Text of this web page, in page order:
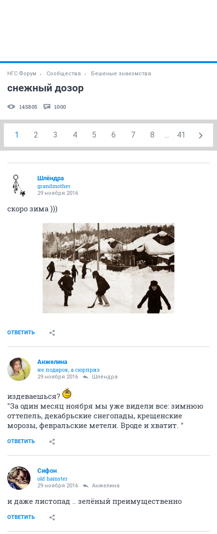
НГС.Форум Сообщества Бешеные знакомства
снежный дозор
145805 1000
1 2 3 4 5 6 7 8 ... 41
Шлёндра
grandmother
29 ноября 2016
скоро зима )))
ОТВЕТИТЬ
Aнжелина
не подарок, а сюрприз
29 ноября 2016 Шлёндра
издеваешься?
"За один месяц ноября мы уже видели все: зимнюю
оттепель, декабрьские снегопады, крещенские
морозы, февральские метели. Вроде и хватит. "
ОТВЕТИТЬ
Сифон
old hamster
29 ноября 2016 Aнжелина
и даже листопад .. зелёный преимущественно
ОТВЕТИТЬ